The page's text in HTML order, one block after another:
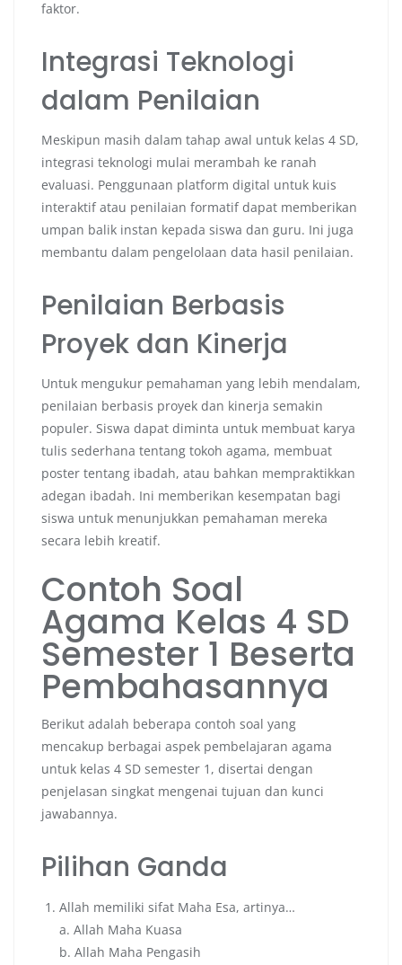
faktor.
Integrasi Teknologi
dalam Penilaian
Meskipun masih dalam tahap awal untuk kelas 4 SD,
integrasi teknologi mulai merambah ke ranah
evaluasi. Penggunaan platform digital untuk kuis
interaktif atau penilaian formatif dapat memberikan
umpan balik instan kepada siswa dan guru. Ini juga
membantu dalam pengelolaan data hasil penilaian.
Penilaian Berbasis
Proyek dan Kinerja
Untuk mengukur pemahaman yang lebih mendalam,
penilaian berbasis proyek dan kinerja semakin
populer. Siswa dapat diminta untuk membuat karya
tulis sederhana tentang tokoh agama, membuat
poster tentang ibadah, atau bahkan mempraktikkan
adegan ibadah. Ini memberikan kesempatan bagi
siswa untuk menunjukkan pemahaman mereka
secara lebih kreatif.
Contoh Soal
Agama Kelas 4 SD
Semester 1 Beserta
Pembahasannya
Berikut adalah beberapa contoh soal yang
mencakup berbagai aspek pembelajaran agama
untuk kelas 4 SD semester 1, disertai dengan
penjelasan singkat mengenai tujuan dan kunci
jawabannya.
Pilihan Ganda
Allah memiliki sifat Maha Esa, artinya…
a. Allah Maha Kuasa
b. Allah Maha Pengasih